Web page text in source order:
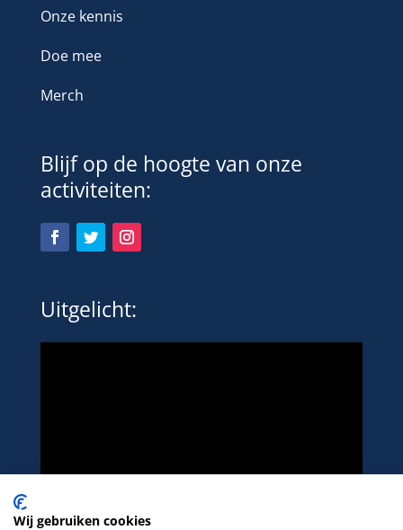
Onze kennis
Doe mee
Merch
Blijf op de hoogte van onze
activiteiten:
Uitgelicht:
Wij gebruiken cookies